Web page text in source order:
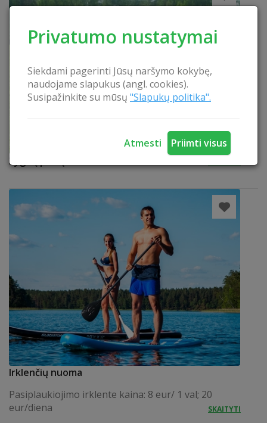
Privatumo nustatymai
Siekdami pagerinti Jūsų naršymo kokybę,
naudojame slapukus (angl. cookies).
Susipažinkite su mūsų "Slapukų politika".
Atmesti Priimti visus
Žygis į pelkę
Irklenčių nuoma
Pasiplaukiojimo irklente kaina: 8 eur/ 1 val; 20
eur/diena
SKAITYTI